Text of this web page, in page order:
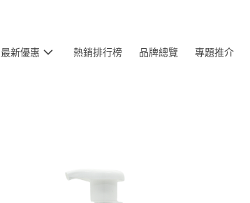
最新優惠 熱銷排行榜 品牌總覽 專題推介